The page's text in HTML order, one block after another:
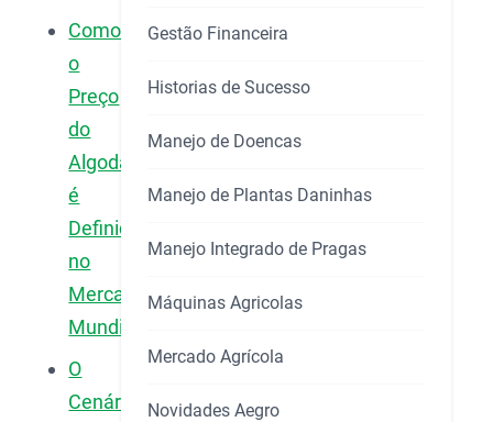
Como
o
Preço
do
Algodão
é
Definido
no
Mercado
Mundial?
O
Cenário
Gestão Financeira
Historias de Sucesso
Manejo de Doencas
Manejo de Plantas Daninhas
Manejo Integrado de Pragas
Máquinas Agricolas
Mercado Agrícola
Novidades Aegro